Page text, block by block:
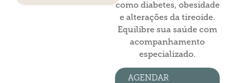
como diabetes, obesidade
e alterações da tireoide.
Equilibre sua saúde com
acompanhamento
especializado.
AGENDAR